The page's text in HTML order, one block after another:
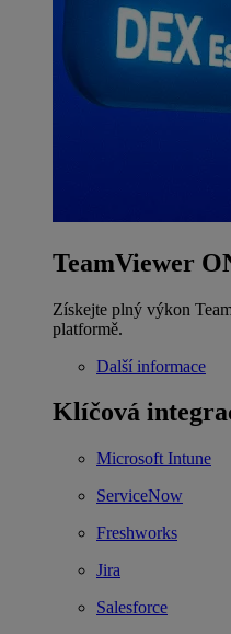
TeamViewer
Získejte plný výkon
platformě.
Další informace
Klíčová
Microsoft Intune
ServiceNow
Freshworks
Jira
Salesforce